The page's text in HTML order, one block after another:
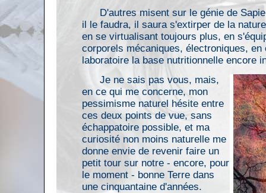
D'autres misent sur le génie de
il le faudra, il saura s'extirper de la
en se virtualisant toujours plus, en
corporels mécaniques, électroniques, en
laboratoire la base nutritionnelle encore
Je ne sais pas vous, mais,
en ce qui me concerne, mon
pessimisme naturel hésite entre
ces deux points de vue, sans
échappatoire possible, et ma
curiosité non moins naturelle me
donne envie de revenir faire un
petit tour sur notre - encore, pour
le moment - bonne Terre dans
une cinquantaine d'années.